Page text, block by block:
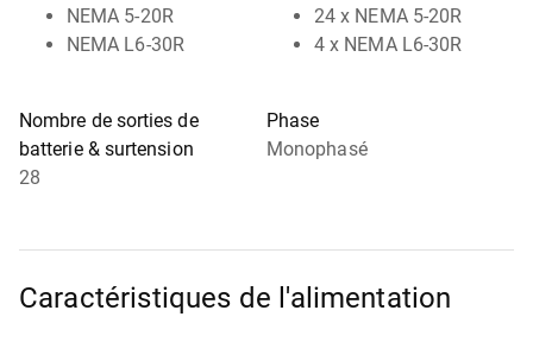
NEMA 5-20R
NEMA L6-30R
24 x NEMA 5-20R
4 x NEMA L6-30R
Nombre de sorties de
batterie & surtension
28
Phase
Monophasé
Caractéristiques de l'alimentation